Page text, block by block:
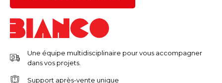
Une équipe multidisciplinaire pour vous accompagner
dans vos projets.
Support après-vente unique